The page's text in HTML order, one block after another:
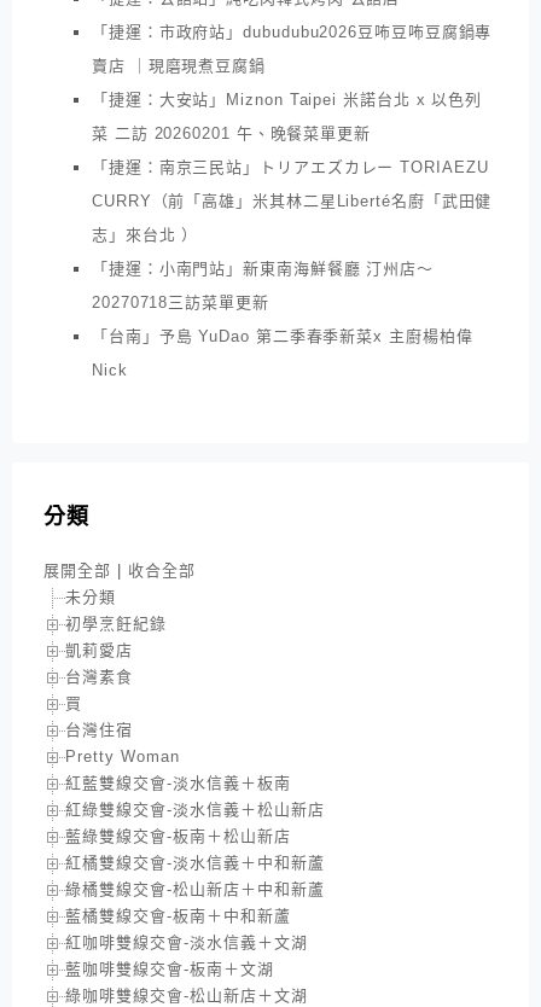
「捷運：市政府站」dubudubu2026豆咘豆咘豆腐鍋專
賣店 ｜現磨現煮豆腐鍋
「捷運：大安站」Miznon Taipei 米諾台北 x 以色列
菜 二訪 20260201 午、晚餐菜單更新
「捷運：南京三民站」トリアエズカレー TORIAEZU
CURRY（前「高雄」米其林二星Liberté名廚「武田健
志」來台北 ）
「捷運：小南門站」新東南海鮮餐廳 汀州店～
20270718三訪菜單更新
「台南」予島 YuDao 第二季春季新菜x 主廚楊柏偉
Nick
分類
展開全部
收合全部
未分類
初學烹飪紀錄
凱莉愛店
台灣素食
買
台灣住宿
Pretty Woman
紅藍雙線交會-淡水信義＋板南
紅綠雙線交會-淡水信義＋松山新店
藍綠雙線交會-板南＋松山新店
紅橘雙線交會-淡水信義＋中和新蘆
綠橘雙線交會-松山新店＋中和新蘆
藍橘雙線交會-板南＋中和新蘆
紅咖啡雙線交會-淡水信義＋文湖
藍咖啡雙線交會-板南＋文湖
綠咖啡雙線交會-松山新店＋文湖